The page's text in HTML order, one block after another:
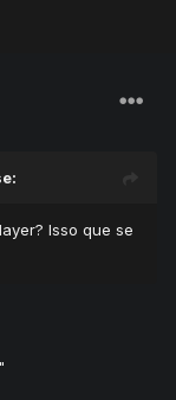
Isso que se